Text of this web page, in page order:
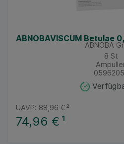
ABNOBAVISCUM Betulae
ABNOBA
8 St
74,96 € ¹
UAVP: 88,96 €²